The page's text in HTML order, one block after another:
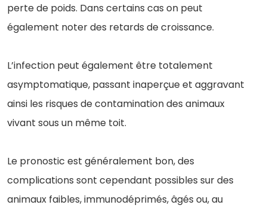
perte de poids. Dans certains cas on peut
également noter des retards de croissance.
L’infection peut également être totalement
asymptomatique, passant inaperçue et aggravant
ainsi les risques de contamination des animaux
vivant sous un même toit.
Le pronostic est généralement bon, des
complications sont cependant possibles sur des
animaux faibles, immunodéprimés, âgés ou, au